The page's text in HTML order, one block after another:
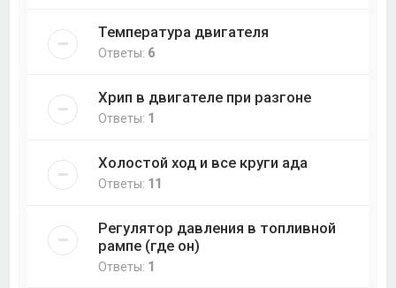
Температура двигателя
Ответы: 6
Хрип в двигателе при разгоне
Ответы: 1
Холостой ход и все круги ада
Ответы: 11
Регулятор давления в топливной
рампе (где он)
Ответы: 1